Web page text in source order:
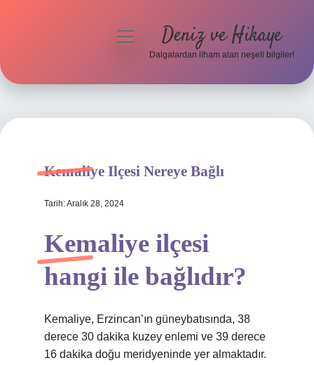
Hakkımızda
menüyü
Deniz ve Hikaye
Dalgalardan ilham alan neşeli bilgiler!
Kemaliye Ilçesi Nereye Bağlı
Tarih: Aralık 28, 2024
Kemaliye ilçesi
hangi ile bağlıdır?
Kemaliye, Erzincan’ın güneybatısında, 38
derece 30 dakika kuzey enlemi ve 39 derece
16 dakika doğu meridyeninde yer almaktadır.